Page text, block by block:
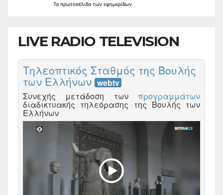
Τα πρωτοσέλιδα των εφημερίδων
LIVE RADIO TELEVISION